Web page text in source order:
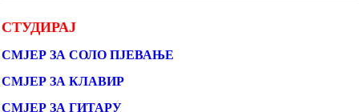
СТУДИРАЈ
СМЈЕР ЗА СОЛО ПЈЕВАЊЕ
СМЈЕР ЗА КЛАВИР
СМЈЕР ЗА ГИТАРУ